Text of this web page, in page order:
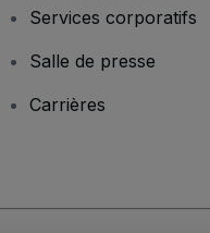
Services corporatifs
Salle de presse
Carrières